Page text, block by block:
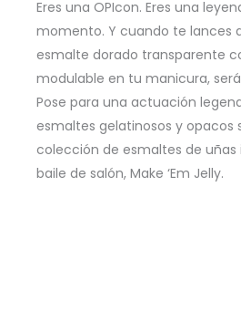
Eres una OPIcon. Eres una
momento. Y cuando te lances
esmalte dorado transparente
modulable en tu manicura,
Pose para una actuación
esmaltes gelatinosos y opacos
colección de esmaltes de uñas
baile de salón, Make ‘Em Jelly.